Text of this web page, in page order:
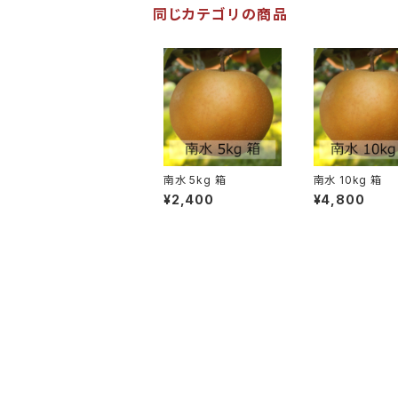
同じカテゴリの商品
南水 5kg 箱
¥2,400
南水 10kg 箱
¥4,800